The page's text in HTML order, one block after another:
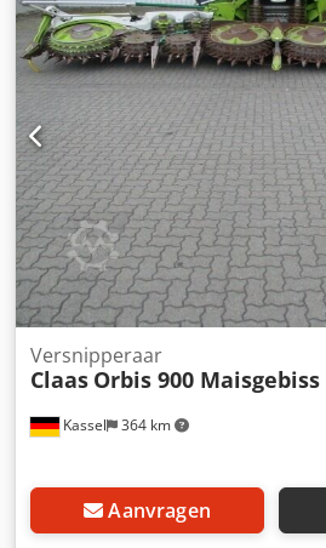
Kassel 364 km
Versnipperaar
Claas Orbis 900 Maisgebiss
Aanvragen